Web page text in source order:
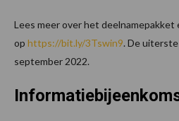
Lees meer over het deelnamepakket
op https://bit.ly/3Tswin9. De
september 2022.